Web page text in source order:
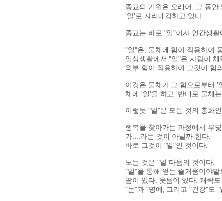
종교의 기원은 오래어, 그 동
'일'로 자리매김하고 있다.
종교는 바로 "일"이자 인간생
"일"은, 물체에 힘이 작용하여
일상생활에서 "일"은 사람이
외부 힘이 작용하여 그것이 힘
이것은 물체가 그 힘으로부터 '
체에 '일'을 하고, 반대로 물체
이렇듯 "일"은 모든 것의 총화
행복을 찾아가는 과정에서 부
가....라는 것이 아닐까 한다.
바로 그것이 "일"인 것이다.
노는 것은 "일"다음의 것이다.
"일"을 통해 얻는 즐거움이야
땀이 있다. 웃음이 있다. 쾌락
"돈"과 "명예, 그리고 "건강"도